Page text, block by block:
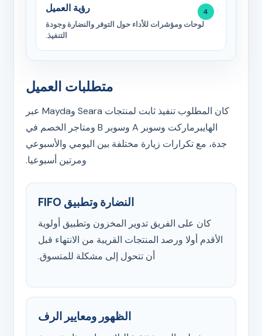
رؤية العميل
لوحات ومؤشرات للأداء حول التوفر والنضارة وجودة
التنفيذ.
متطلبات العميل
كان المطلوب تنفيذ ثابت لمنتجات Seara وMayda عبر
الهايبرماركت وسوبر A وسوبر B ومتاجر الخصم في
جدة، مع تكرارات زيارة مختلفة بين اليومي والأسبوعي
ومرتين أسبوعيا.
النضارة وتطبيق FIFO
كان على الفريق تدوير المخزون وتطبيق أولوية
الأقدم أولا ورصد المنتجات القريبة من الانتهاء قبل
أن تتحول إلى مشكلة للمتسوق.
الظهور ومعايير الرف